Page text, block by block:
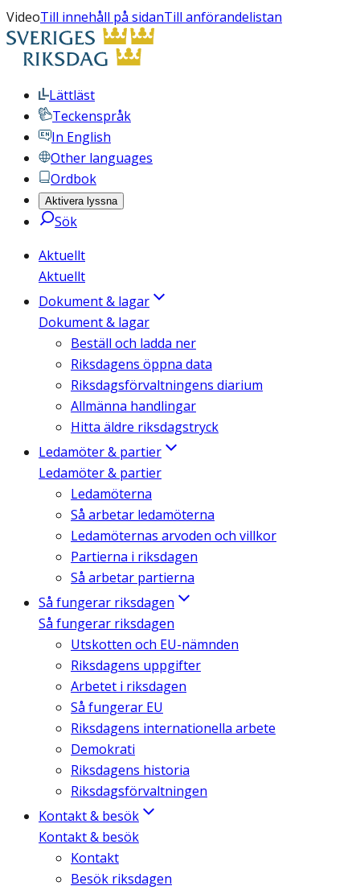
VideoTill innehåll på sidanTill anförandelistan
Lättläst
Teckenspråk
In English
Other languages
Ordbok
Aktivera lyssna
Sök
Aktuellt
Aktuellt
Dokument & lagar
Dokument & lagar
Beställ och ladda ner
Riksdagens öppna data
Riksdagsförvaltningens diarium
Allmänna handlingar
Hitta äldre riksdagstryck
Ledamöter & partier
Ledamöter & partier
Ledamöterna
Så arbetar ledamöterna
Ledamöternas arvoden och villkor
Partierna i riksdagen
Så arbetar partierna
Så fungerar riksdagen
Så fungerar riksdagen
Utskotten och EU-nämnden
Riksdagens uppgifter
Arbetet i riksdagen
Så fungerar EU
Riksdagens internationella arbete
Demokrati
Riksdagens historia
Riksdagsförvaltningen
Kontakt & besök
Kontakt & besök
Kontakt
Besök riksdagen